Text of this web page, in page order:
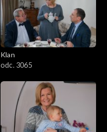
Klan
odc. 3065